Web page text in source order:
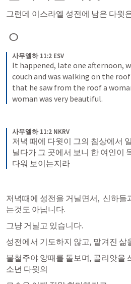
그런데 이스라엘 성전에 남은 다윗
ㅇ
사무엘하 11:2 ESV
It happened, late one afternoon,
couch and was walking on the
that he saw from the roof a
woman was very beautiful.
사무엘하 11:2 NKRV
저녁 때에 다윗이 그의 침상에서
닐다가 그 곳에서 보니 한 여인이
다워 보이는지라
저녁때에 성전을 거닐면서,  신하들
는것도 아닙니다.
그냥 거닐고 있습니다.
성전에서 기도하지 않고, 맡겨진 삶
불철주야 양때를 돌보며, 골리앗을
소년 다윗의